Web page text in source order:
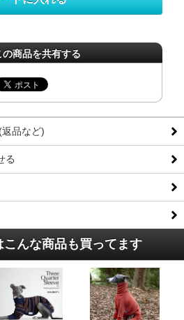
の商品を共有する
品など)
る
んな商品も買ってます